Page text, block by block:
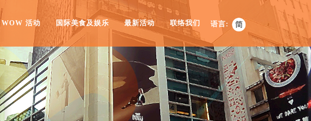
WOW 活动 国际美食及娱乐 最新活动 联络我们 语言: